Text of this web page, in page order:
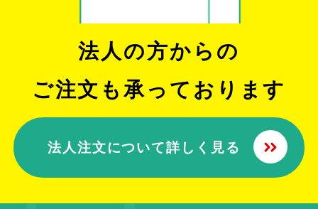
法人の方からの
ご注文も承っております
法人注文について詳しく見る